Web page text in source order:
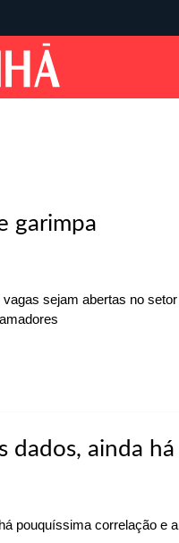
garimpa
sejam abertas no
dados, ainda há
pouquíssima correlação e